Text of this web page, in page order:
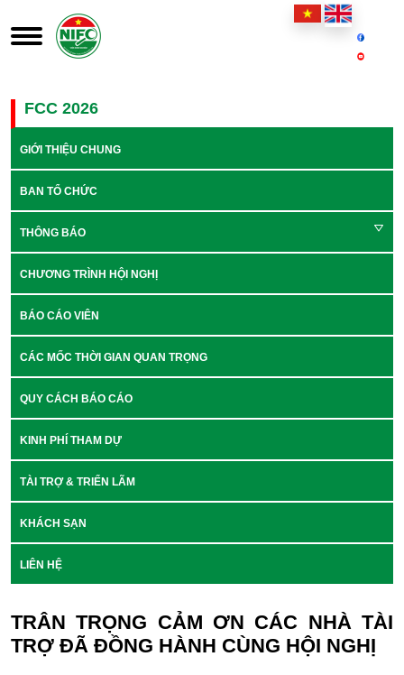
FCC 2026
GIỚI THIỆU CHUNG
BAN TỔ CHỨC
THÔNG BÁO
CHƯƠNG TRÌNH HỘI NGHỊ
BÁO CÁO VIÊN
CÁC MỐC THỜI GIAN QUAN TRỌNG
QUY CÁCH BÁO CÁO
KINH PHÍ THAM DỰ
TÀI TRỢ & TRIỂN LÃM
KHÁCH SẠN
LIÊN HỆ
TRÂN TRỌNG CẢM ƠN CÁC NHÀ TÀI
TRỢ ĐÃ ĐỒNG HÀNH CÙNG HỘI NGHỊ